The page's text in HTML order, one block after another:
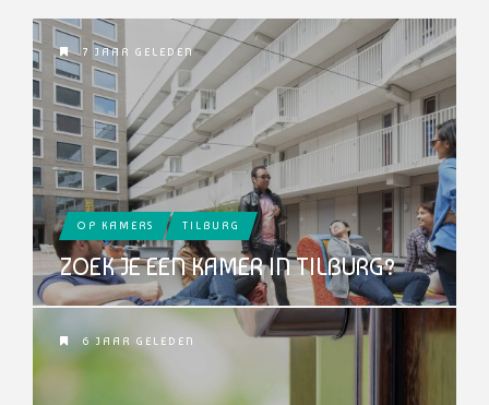
7 JAAR GELEDEN
OP KAMERS TILBURG
ZOEK JE EEN KAMER IN TILBURG?
6 JAAR GELEDEN